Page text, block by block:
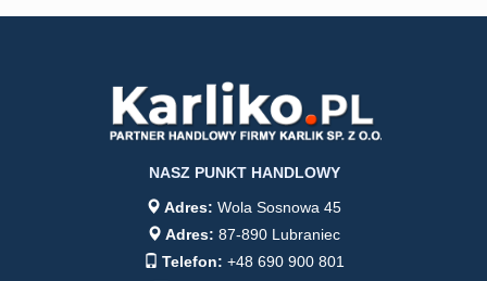
NASZ PUNKT HANDLOWY
Adres: Wola Sosnowa 45
Adres: 87-890 Lubraniec
Telefon: +48 690 900 801